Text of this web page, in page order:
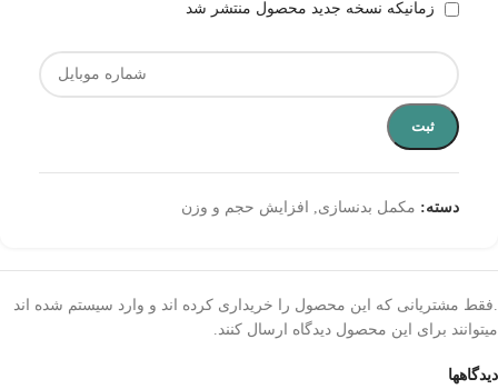
زمانیکه نسخه جدید محصول منتشر شد
ثبت
دسته: مکمل بدنسازی افزایش حجم و وزن
دیدگاهها
.فقط مشتریانی که این محصول را خریداری کرده اند و وارد سیستم شده اند
میتوانند برای این محصول دیدگاه ارسال کنند.